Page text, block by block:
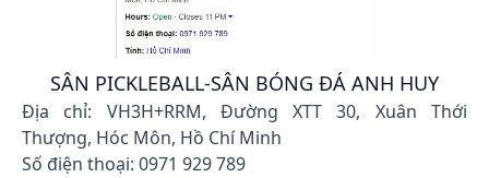
SÂN PICKLEBALL-SÂN BÓNG ĐÁ ANH HUY
Địa chỉ: VH3H+RRM, Đường XTT 30, Xuân Thới
Thượng, Hóc Môn, Hồ Chí Minh
Số điện thoại: 0971 929 789